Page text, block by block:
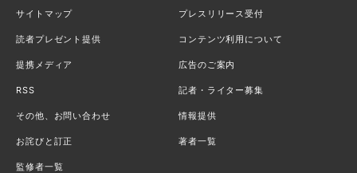
サイトマップ プレスリリース受付
読者プレゼント提供 コンテンツ利用について
提携メディア 広告のご案内
RSS 記者・ライター募集
その他、お問い合わせ 情報提供
お詫びと訂正 著者一覧
監修者一覧